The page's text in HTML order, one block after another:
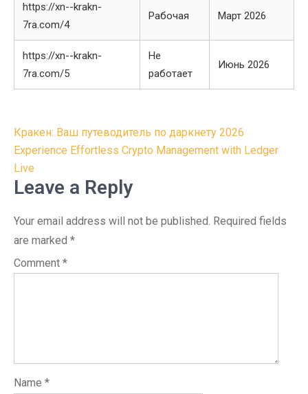
https://xn--krakn-
7ra.com/4
Рабочая Март 2026
https://xn--krakn-
7ra.com/5
Не
работает
Июнь 2026
Post
navigation
Кракен: Ваш путеводитель по даркнету 2026
Experience Effortless Crypto Management with Ledger
Live
Leave a Reply
Your email address will not be published. Required fields
are marked *
Comment *
Name *